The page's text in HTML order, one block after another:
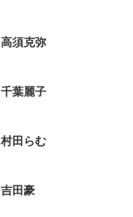
高須克弥
千葉麗子
村田らむ
吉田豪